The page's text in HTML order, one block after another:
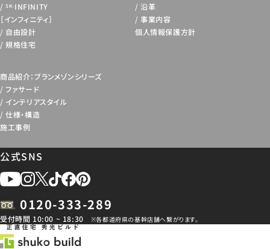
SK-INFINITY
［インフィニティ］
自由設計
規格住宅
商品紹介：ブランメゾンシリーズ
ファサード
インテリアスタイル
仕様・構造
施工事例
沿革
事業内容
個人情報保護方針
公式SNS
0120-333-289
受付時間 10:00 ~ 18:30 ※各都道府県の基幹店舗へ繋がります。